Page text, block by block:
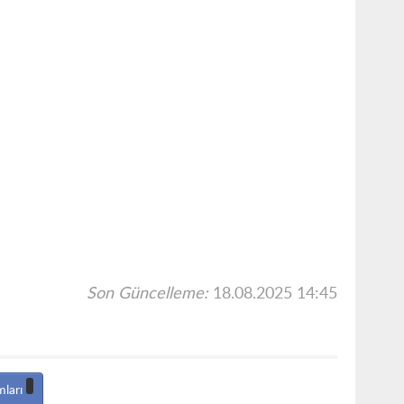
Son Güncelleme: 18.08.2025 14:45